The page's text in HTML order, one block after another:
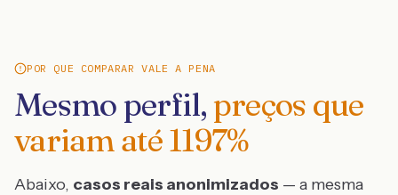
POR QUE COMPARAR VALE A PENA
Mesmo perfil, preços que
variam até1197%
Abaixo, casos reais anonimizados — a mesma